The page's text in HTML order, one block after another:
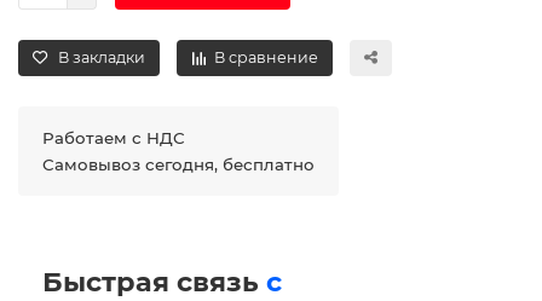
В закладки В сравнение
Работаем с НДС
Самовывоз сегодня, бесплатно
Быстрая связь с